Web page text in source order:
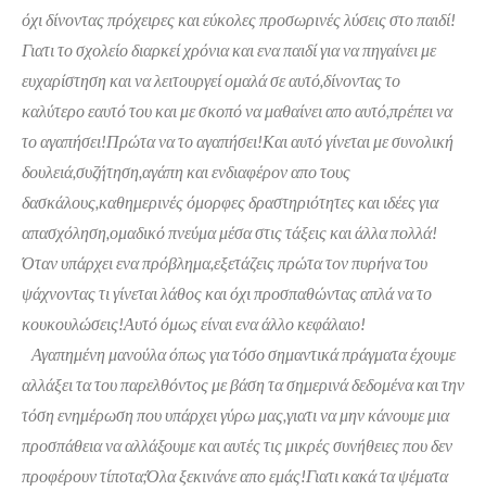
όχι δίνοντας πρόχειρες και εύκολες προσωρινές λύσεις στο παιδί!
Γιατι το σχολείο διαρκεί χρόνια και ενα παιδί για να πηγαίνει με
ευχαρίστηση και να λειτουργεί ομαλά σε αυτό,δίνοντας το
καλύτερο εαυτό του και με σκοπό να μαθαίνει απο αυτό,πρέπει να
το αγαπήσει!Πρώτα να το αγαπήσει!Και αυτό γίνεται με συνολική
δουλειά,συζήτηση,αγάπη και ενδιαφέρον απο τους
δασκάλους,καθημερινές όμορφες δραστηριότητες και ιδέες για
απασχόληση,ομαδικό πνεύμα μέσα στις τάξεις και άλλα πολλά!
Όταν υπάρχει ενα πρόβλημα,εξετάζεις πρώτα τον πυρήνα του
ψάχνοντας τι γίνεται λάθος και όχι προσπαθώντας απλά να το
κουκουλώσεις!Αυτό όμως είναι ενα άλλο κεφάλαιο!
Αγαπημένη μανούλα όπως για τόσο σημαντικά πράγματα έχουμε
αλλάξει τα του παρελθόντος με βάση τα σημερινά δεδομένα και την
τόση ενημέρωση που υπάρχει γύρω μας,γιατι να μην κάνουμε μια
προσπάθεια να αλλάξουμε και αυτές τις μικρέςσυνήθειες που δεν
προφέρουν τίποτα;Όλα ξεκινάνε απο εμάς!Γιατι κακά τα ψέματα